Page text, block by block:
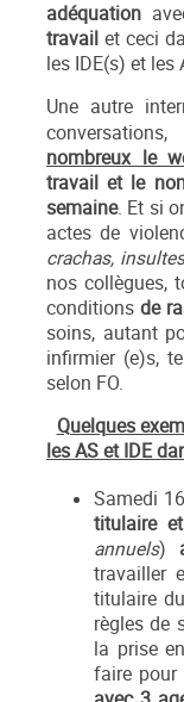
adéquation
travailet ceci
les IDE(s) et les
Une autre
conversations,
nombreux le
travail et le
semaine. Et si
actes de
crachas, insultes
nos collègues,
conditionsde
soins, autant
infirmier (e)s,
selon FO.
Quelques
les AS et IDE
Samedi
titulaire
annuels)
travailler
titulaire
règles de
la prise
faire pour